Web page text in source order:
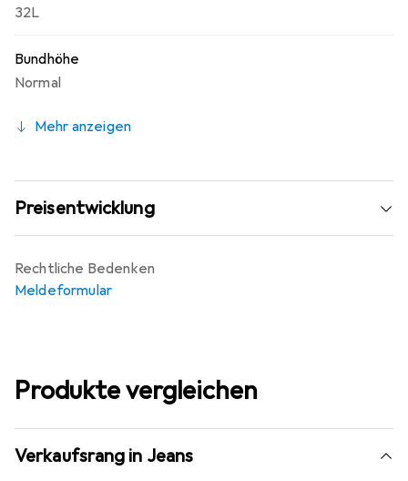
32L
Bundhöhe
Normal
Mehr anzeigen
Preisentwicklung
Rechtliche Bedenken
Meldeformular
Produkte vergleichen
Verkaufsrang in Jeans